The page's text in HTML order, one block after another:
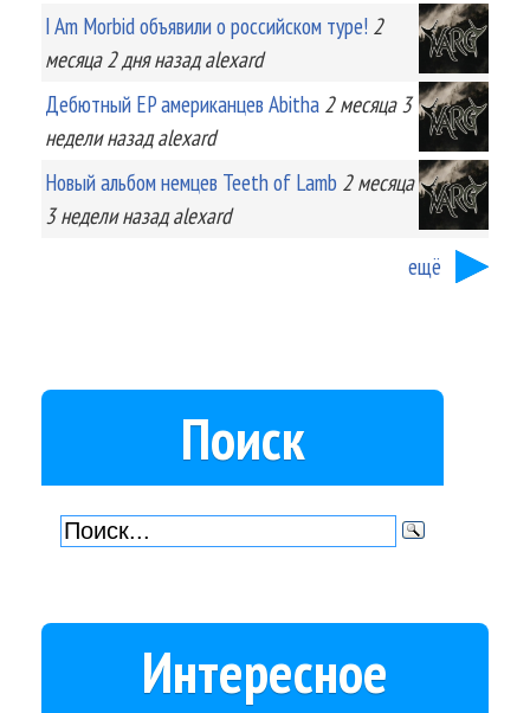
I Am Morbid объявили о российском туре! 2
месяца 2 дняназад alexard
Дебютный EP американцев Abitha 2 месяца 3
неделиназад alexard
Новый альбом немцев Teeth of Lamb 2 месяца
3 неделиназад alexard
ещё
Поиск
Интересное